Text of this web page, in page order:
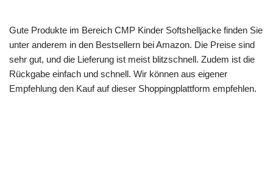
Gute Produkte im Bereich CMP Kinder Softshelljacke finden Sie
unter anderem in den Bestsellern bei Amazon. Die Preise sind
sehr gut, und die Lieferung ist meist blitzschnell. Zudem ist die
Rückgabe einfach und schnell. Wir können aus eigener
Empfehlung den Kauf auf dieser Shoppingplattform empfehlen.